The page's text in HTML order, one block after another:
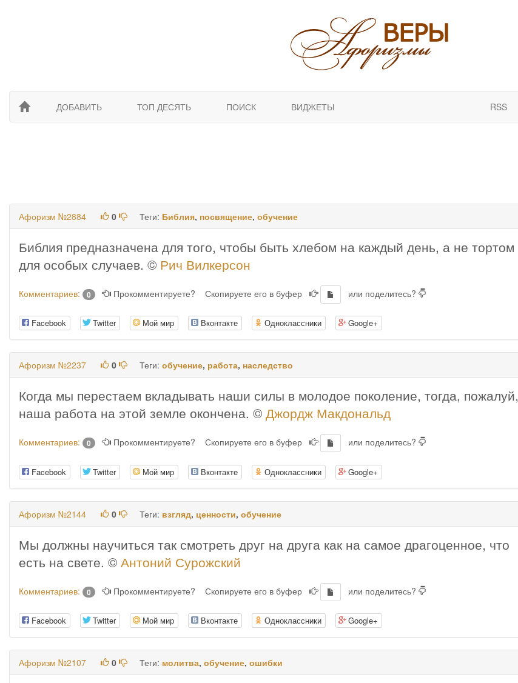
ДОБАВИТЬ ТОП ДЕСЯТЬ ПОИСК ВИДЖЕТЫ RSS
Афоризм №2884 0 Теги: Библия, посвящение, обучение
Библия предназначена для того, чтобы быть хлебом на каждый день, а не тортом
для особых случаев. © Рич Вилкерсон
Комментариев: 0 Прокомментируете? Скопируете его в буфер или поделитесь?
Facebook Twitter Мой мир Вконтакте Одноклассники Google+
Афоризм №2237 0 Теги: обучение, работа, наследство
Когда мы перестаем вкладывать наши силы в молодое поколение, тогда, пожалуй,
наша работа на этой земле окончена. © Джордж Макдональд
Комментариев: 0 Прокомментируете? Скопируете его в буфер или поделитесь?
Facebook Twitter Мой мир Вконтакте Одноклассники Google+
Афоризм №2144 0 Теги: взгляд, ценности, обучение
Мы должны научиться так смотреть друг на друга как на самое драгоценное, что
есть на свете. © Антоний Сурожский
Комментариев: 0 Прокомментируете? Скопируете его в буфер или поделитесь?
Facebook Twitter Мой мир Вконтакте Одноклассники Google+
Афоризм №2107 0 Теги: молитва, обучение, ошибки